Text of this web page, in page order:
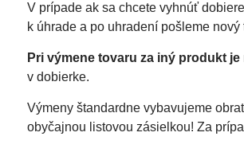
V prípade ak sa chcete vyhnúť
k úhrade a po uhradení pošleme
Pri výmene tovaru za iný produkt
v dobierke.
Výmeny štandardne vybavujeme
obyčajnou listovou zásielkou! Za